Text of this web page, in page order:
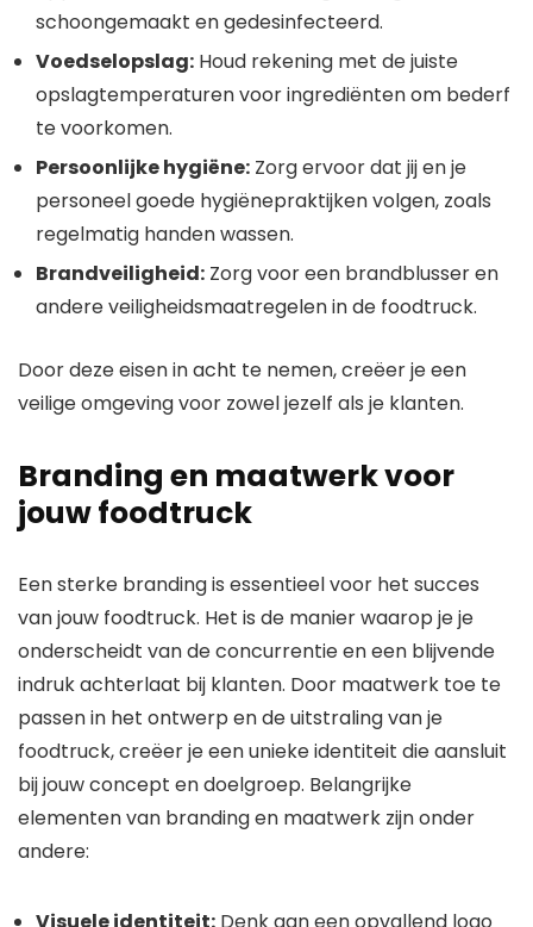
schoongemaakt en gedesinfecteerd.
Voedselopslag: Houd rekening met de juiste
opslagtemperaturen voor ingrediënten om bederf
te voorkomen.
Persoonlijke hygiëne: Zorg ervoor dat jij en je
personeel goede hygiënepraktijken volgen, zoals
regelmatig handen wassen.
Brandveiligheid: Zorg voor een brandblusser en
andere veiligheidsmaatregelen in de foodtruck.
Door deze eisen in acht te nemen, creëer je een
veilige omgeving voor zowel jezelf als je klanten.
Branding en maatwerk voor
jouw foodtruck
Een sterke branding is essentieel voor het succes
van jouw foodtruck. Het is de manier waarop je je
onderscheidt van de concurrentie en een blijvende
indruk achterlaat bij klanten. Door maatwerk toe te
passen in het ontwerp en de uitstraling van je
foodtruck, creëer je een unieke identiteit die aansluit
bij jouw concept en doelgroep. Belangrijke
elementen van branding en maatwerk zijn onder
andere:
Visuele identiteit: Denk aan een opvallend logo